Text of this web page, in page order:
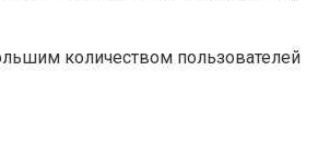
количеством пользователей